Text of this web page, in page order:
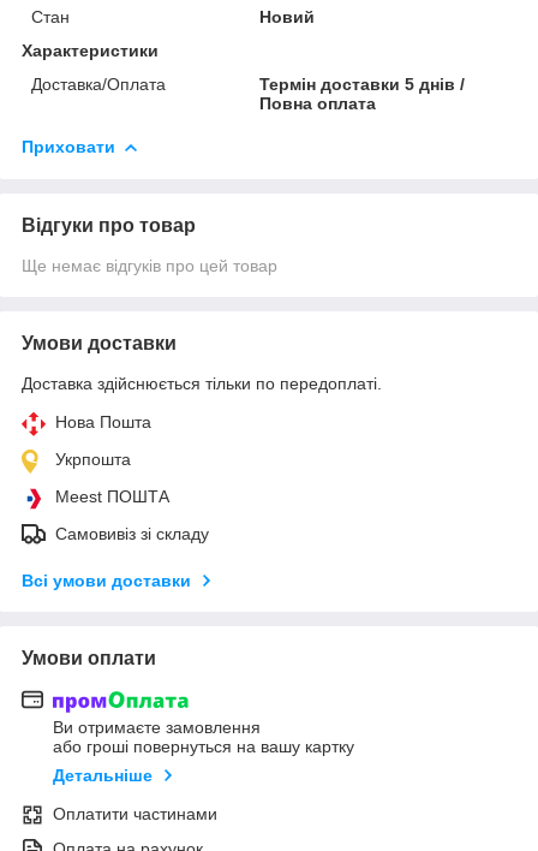
Стан
Новий
Характеристики
Доставка/Оплата
Термін доставки 5 днів /
Повна оплата
Приховати
Відгуки про товар
Ще немає відгуків про цей товар
Умови доставки
Доставка здійснюється тільки по передоплаті.
Нова Пошта
Укрпошта
Meest ПОШТА
Самовивіз зі складу
Всі умови доставки
Умови оплати
Ви отримаєте замовлення
або гроші повернуться на вашу картку
Детальніше
Оплатити частинами